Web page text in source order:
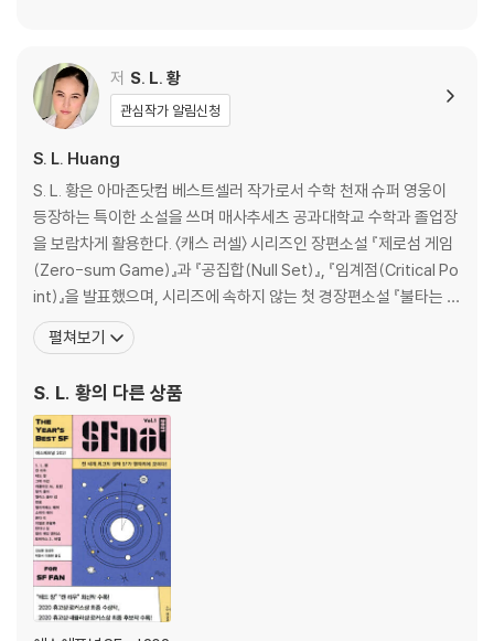
수이 데이비스 오쿵보와, 「모래언덕의 노래」
테건 무어, 「늑대의 일」
조너선 스트라한, 「새로운 출발점에 서서」
저 S. L. 황
관심작가 알림신청
S. L. Huang
S. L. 황은 아마존닷컴 베스트셀러 작가로서 수학 천재 슈퍼 영웅이
등장하는 특이한 소설을 쓰며 매사추세츠 공과대학교 수학과 졸업장
을 보람차게 활용한다. 〈캐스 러셀〉 시리즈인 장편소설 『제로섬 게임
(Zero-sum Game)』과 『공집합(Null Set)』, 『임계점(Critical Po
int)』을 발표했으며, 시리즈에 속하지 않는 첫 경장편소설 『불타는 장
미들(Burning Roses)』이 2020년 출간됐다. 황의 단편소설은 [아
날로그]와 [스트레인지 호라이즌스], [판타지 앤드 사이언스 픽션F
자 겸 무
펼쳐보기
S. L. 황의 다른 상품